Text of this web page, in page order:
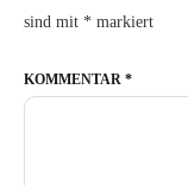
sind mit * markiert
KOMMENTAR *